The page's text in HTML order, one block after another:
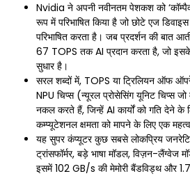
Nvidia ने अपनी नवीनतम पेशकश को
रूप में परिभाषित किया है जो छोटे एज
परिभाषित करता है। जब प्रदर्शन की बात
67 TOPS तक AI प्रदान करता है, जो इसके
सुधार है।
सरल शब्दों में, TOPS या ट्रिलियन ऑफ
NPU चिप्स (न्यूरल प्रोसेसिंग यूनिट चिप्स
नकल करते हैं, जिन्हें AI कार्यों को गति देने के
कम्प्यूटेशनल क्षमता को मापने के लिए एक
यह सुपर कंप्यूटर कुछ सबसे लोकप्रिय
ट्रांसफॉर्मर, बड़े भाषा मॉडल, विज़न-लैंग्वेज
इसमें 102 GB/s की मेमोरी बैंडविड्थ और